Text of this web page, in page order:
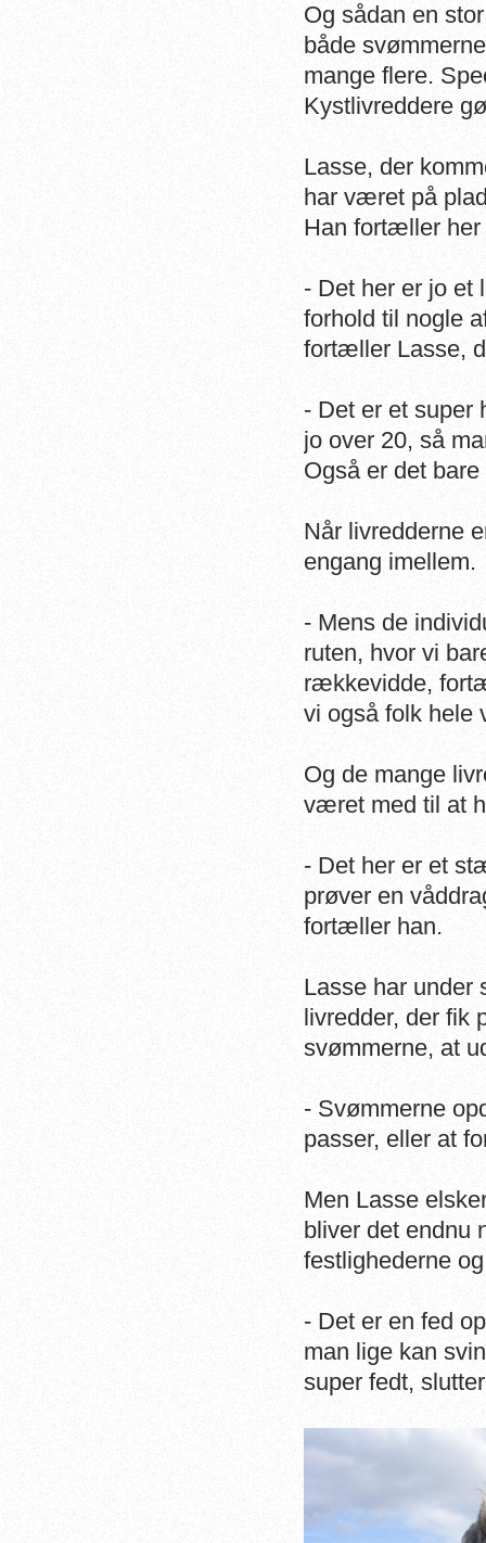
Og sådan en
både
mange flere.
Kystlivreddere
Lasse, der
har været på
Han fortæller her
- Det her er jo et
forhold til nogle
fortæller Lasse,
- Det er et super
jo over 20, så
Også er det
Når livredderne
engang imellem.
- Mens de
ruten, hvor vi
rækkevidde,
vi også folk hele
Og de mange
været med til at
- Det her er et
prøver en
fortæller han.
Lasse har
livredder, der fik
svømmerne, at
- Svømmerne
passer, eller at
Men Lasse
bliver det endnu
festlighederne
- Det er en fed
man lige kan
super fedt,